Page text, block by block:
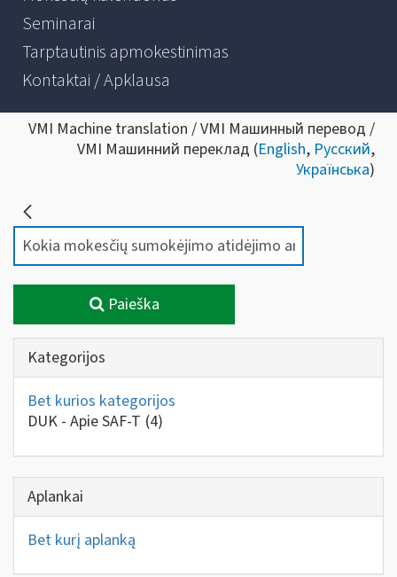
Seminarai
Tarptautinis apmokestinimas
Kontaktai / Apklausa
VMI Machine translation / VMI Машинный перевод /
VMI Машинний переклад (English, Русский,
Українська)
Paieška
Kategorijos
Bet kurios kategorijos
DUK - Apie SAF-T (4)
Aplankai
Bet kurį aplanką